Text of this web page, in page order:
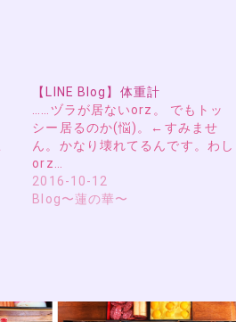
【LINE Blog】体重計
……ヅラが居ないorz。 でもトッ
シー居るのか(悩)。←すみませ
ん。かなり壊れてるんです。わし
orz…
2016-10-12
Blog〜蓮の華〜